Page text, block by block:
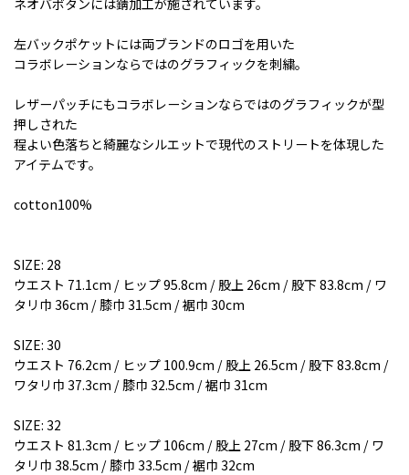
左バックポケットには両ブランドのロゴを用いた
コラボレーションならではのグラフィックを刺繍。
レザーパッチにもコラボレーションならではのグラフィックが型
押しされた
程よい色落ちと綺麗なシルエットで現代のストリートを体現した
アイテムです。
cotton100%
SIZE: 28
ウエスト 71.1cm / ヒップ 95.8cm / 股上 26cm / 股下 83.8cm / ワ
タリ巾 36cm / 膝巾 31.5cm / 裾巾 30cm
SIZE: 30
ウエスト 76.2cm / ヒップ 100.9cm / 股上 26.5cm / 股下 83.8cm /
ワタリ巾 37.3cm / 膝巾 32.5cm / 裾巾 31cm
SIZE: 32
ウエスト 81.3cm / ヒップ 106cm / 股上 27cm / 股下 86.3cm / ワ
タリ巾 38.5cm / 膝巾 33.5cm / 裾巾 32cm